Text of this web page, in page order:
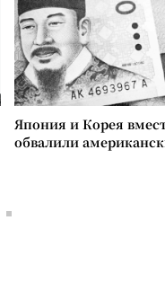
Япония и Корея
обвалили